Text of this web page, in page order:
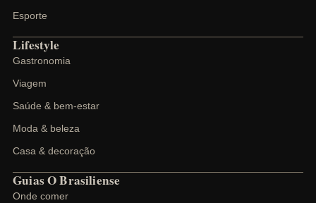
Esporte
Lifestyle
Gastronomia
Viagem
Saúde & bem-estar
Moda & beleza
Casa & decoração
Guias O Brasiliense
Onde comer